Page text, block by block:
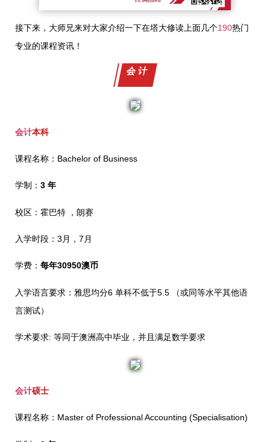
接下来，大师兄来对大家介绍一下在塔大修读上面几个190热门
专业的课程资讯！
会计
会计本科
课程名称：Bachelor of Business
学制： 3 年
校区：霍巴特 ，朗赛
入学时段：3月，7月
学费： 每年30950澳币
入学语言要求：雅思均分6 单科不低于5.5 （或同等水平其他语
言测试）
学术要求: 等同于澳洲高中毕业，并且满足数学要求
会计硕士
课程名称：Master of Professional Accounting (Specialisation)